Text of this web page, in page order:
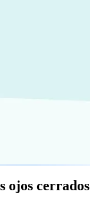
ojos cerrados